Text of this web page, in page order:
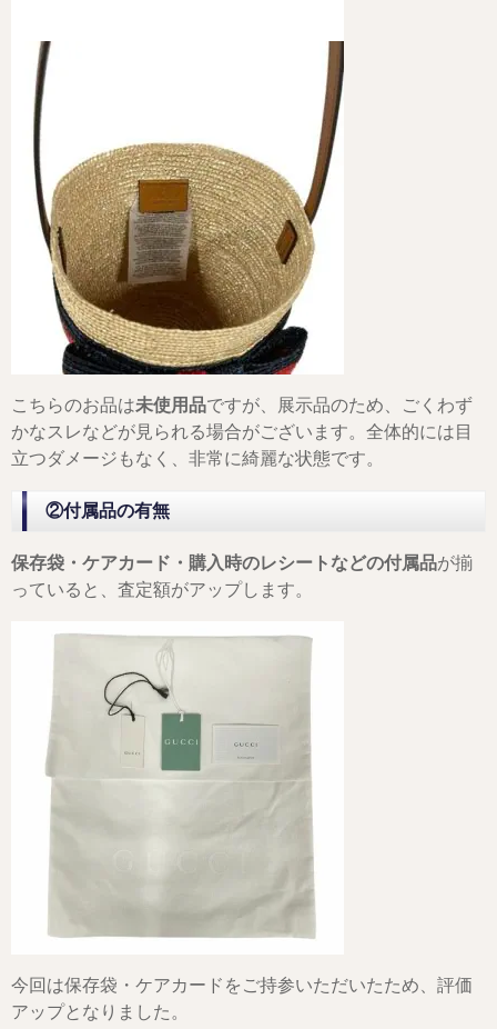
こちらのお品は未使用品ですが、展示品のため、ごくわず
かなスレなどが見られる場合がございます。全体的には目
立つダメージもなく、非常に綺麗な状態です。
②付属品の有無
保存袋・ケアカード・購入時のレシートなどの付属品が揃
っていると、査定額がアップします。
今回は保存袋・ケアカードをご持参いただいたため、評価
アップとなりました。